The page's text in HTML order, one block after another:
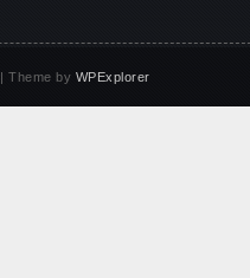
| Theme by WPExplorer